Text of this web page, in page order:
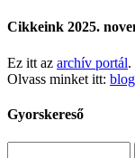
Cikkeink 2025.
Ez itt az archív portál.
Olvass minket itt:
Gyorskereső